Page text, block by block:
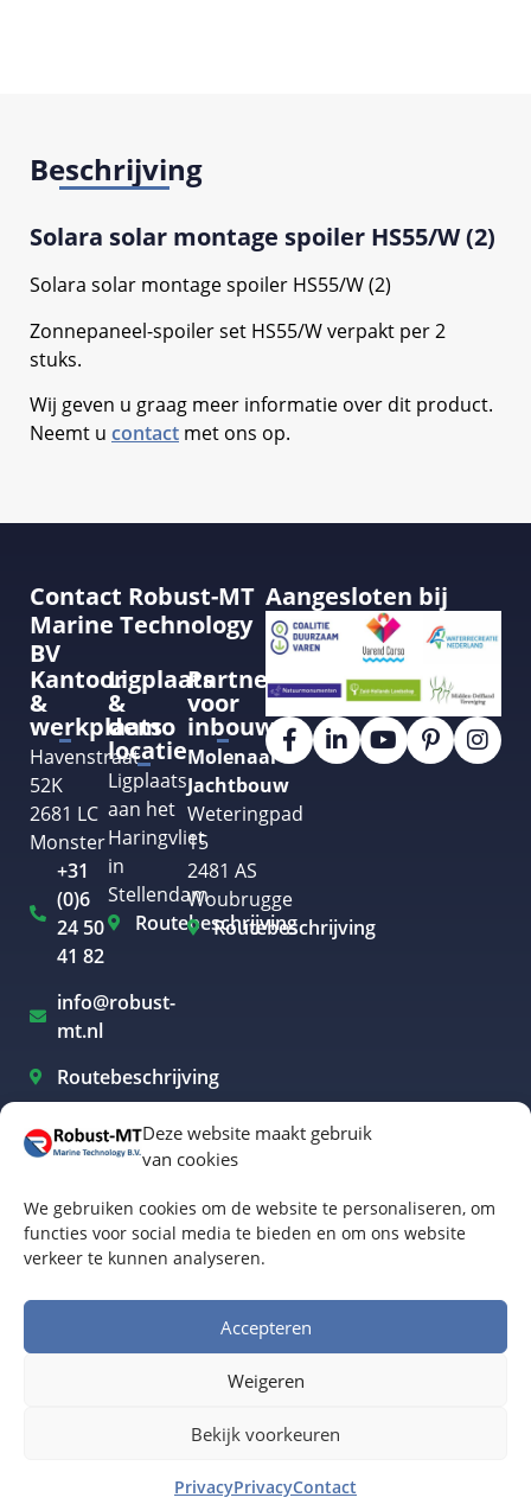
Deze website maakt gebruik
van cookies
We gebruiken cookies om de website te personaliseren, om
functies voor social media te bieden en om ons website
verkeer te kunnen analyseren.
Accepteren
Weigeren
Bekijk voorkeuren
PrivacyPrivacyContact
Beschrijving
Solara solar montage spoiler HS55/W (2)
Solara solar montage spoiler HS55/W (2)
Zonnepaneel-spoiler set HS55/W verpakt per 2
stuks.
Wij geven u graag meer informatie over dit product.
Neemt u contact met ons op.
Contact Robust-MT
Marine Technology
BV
Kantoor
&
werkplaats
Havenstraat
52K
2681 LC
Monster
+31
(0)6
24 50
41 82
info@robust-
mt.nl
Routebeschrijving
Ligplaats
&
demo
locatie
Ligplaats
aan het
Haringvliet
in
Stellendam
Routebeschrijving
Partner
voor
inbouw
Molenaar
Jachtbouw
Weteringpad
15
2481 AS
Woubrugge
Routebeschrijving
Aangesloten bij
Elektrisch varen Westland
Elektrisch varen Rotterdam
Elektrisch varen Amsterdam
Elektrisch varen Friesland